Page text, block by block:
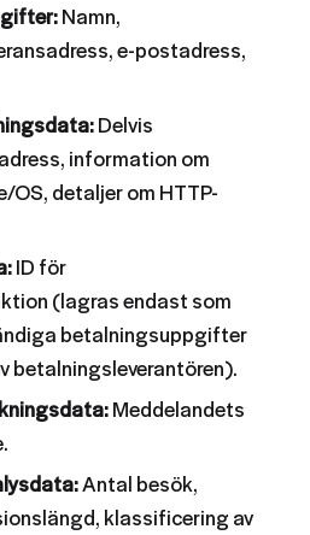
Namn,
e-postadress,
Delvis
information om
OS, detaljer om HTTP-
ID för
(lagras endast som
betalningsuppgifter
betalningsleverantören).
Meddelandets
Antal besök,
klassificering av